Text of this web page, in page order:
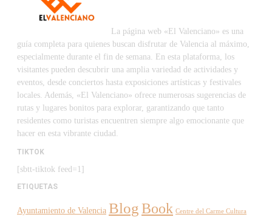
La página web «El Valenciano» es una
guía completa para quienes buscan disfrutar de Valencia al máximo,
especialmente durante el fin de semana. En esta plataforma, los
visitantes pueden descubrir una amplia variedad de actividades y
eventos, desde conciertos hasta exposiciones artísticas y festivales
locales. Además, «El Valenciano» ofrece numerosas sugerencias de
rutas y lugares bonitos para explorar, garantizando que tanto
residentes como turistas encuentren siempre algo emocionante que
hacer en esta vibrante ciudad.
TIKTOK
[sbtt-tiktok feed=1]
ETIQUETAS
Ayuntamiento de Valencia BlogBook Centre del Carme Cultura